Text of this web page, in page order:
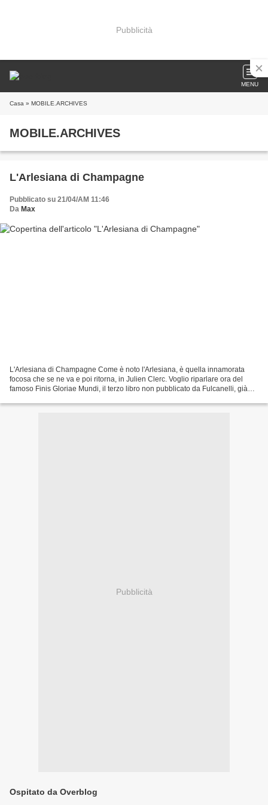
Pubblicità
MENU
Casa » MOBILE.ARCHIVES
MOBILE.ARCHIVES
L'Arlesiana di Champagne
Pubblicato su 21/04/AM 11:46
Da Max
L'Arlesiana di Champagne Come è noto l'Arlesiana, è quella innamorata
focosa che se ne va e poi ritorna, in Julien Clerc. Voglio riparlare ora del
famoso Finis Gloriae Mundi, il terzo libro non pubblicato da Fulcanelli, già
Pubblicità
Ospitato da Overblog